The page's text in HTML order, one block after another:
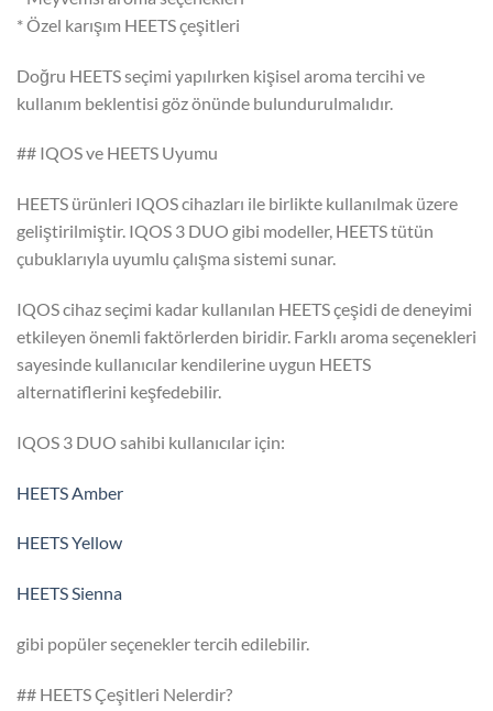
* Özel karışım HEETS çeşitleri
Doğru HEETS seçimi yapılırken kişisel aroma tercihi ve
kullanım beklentisi göz önünde bulundurulmalıdır.
## IQOS ve HEETS Uyumu
HEETS ürünleri IQOS cihazları ile birlikte kullanılmak üzere
geliştirilmiştir. IQOS 3 DUO gibi modeller, HEETS tütün
çubuklarıyla uyumlu çalışma sistemi sunar.
IQOS cihaz seçimi kadar kullanılan HEETS çeşidi de deneyimi
etkileyen önemli faktörlerden biridir. Farklı aroma seçenekleri
sayesinde kullanıcılar kendilerine uygun HEETS
alternatiflerini keşfedebilir.
IQOS 3 DUO sahibi kullanıcılar için:
HEETS Amber
HEETS Yellow
HEETS Sienna
gibi popüler seçenekler tercih edilebilir.
## HEETS Çeşitleri Nelerdir?